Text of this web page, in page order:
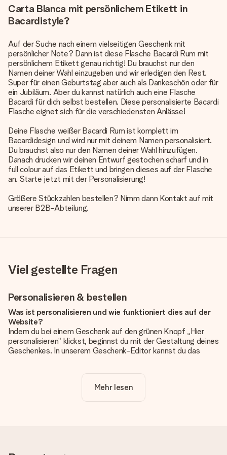
Carta Blanca mit persönlichem Etikett in
Bacardistyle?
Auf der Suche nach einem vielseitigen Geschenk mit
persönlicher Note? Dann ist diese Flasche Bacardi Rum mit
persönlichem Etikett genau richtig! Du brauchst nur den
Namen deiner Wahl einzugeben und wir erledigen den Rest.
Super für einen Geburtstag aber auch als Dankeschön oder für
ein Jubiläum. Aber du kannst natürlich auch eine Flasche
Bacardi für dich selbst bestellen. Diese personalisierte Bacardi
Flasche eignet sich für die verschiedensten Anlässe!
Deine Flasche weißer Bacardi Rum ist komplett im
Bacardidesign und wird nur mit deinem Namen personalisiert.
Du brauchst also nur den Namen deiner Wahl hinzufügen.
Danach drucken wir deinen Entwurf gestochen scharf und in
full colour auf das Etikett und bringen dieses auf der Flasche
an. Starte jetzt mit der Personalisierung!
Größere Stückzahlen bestellen? Nimm dann Kontakt auf mit
unserer B2B-Abteilung.
Viel gestellte Fragen
Personalisieren & bestellen
Was ist personalisieren und wie funktioniert dies auf der
Website?
Indem du bei einem Geschenk auf den grünen Knopf „Hier
personalisieren“ klickst, beginnst du mit der Gestaltung deines
Geschenkes. In unserem Geschenk-Editor kannst du das
noch eines unserer angebotenen Designs, um deinem
Geschenk die perfekte Ausstrahlung zu verleihen.
Mehr lesen